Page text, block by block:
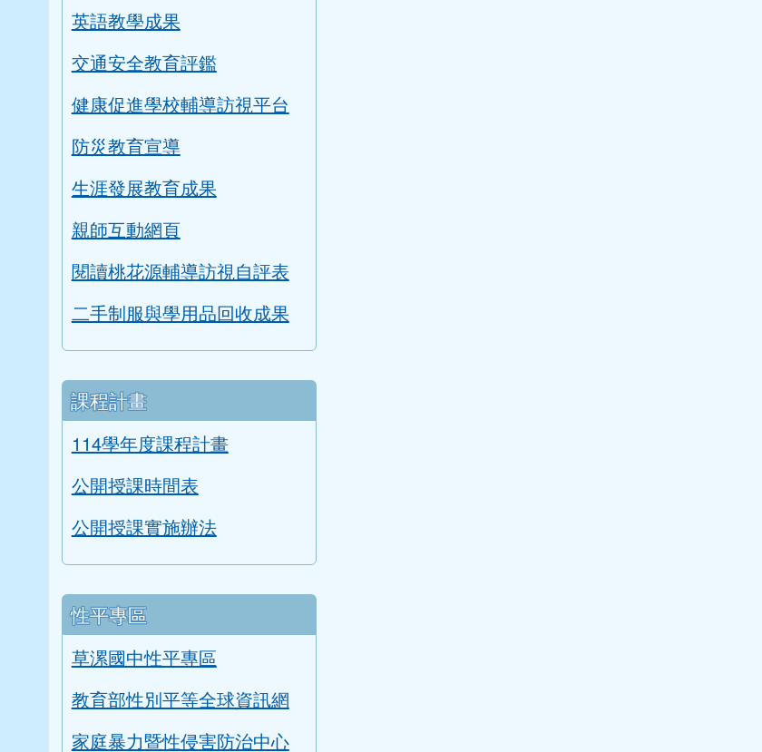
英語教學成果
交通安全教育評鑑
健康促進學校輔導訪視平台
防災教育宣導
生涯發展教育成果
親師互動網頁
閱讀桃花源輔導訪視自評表
二手制服與學用品回收成果
課程計畫
114學年度課程計畫
公開授課時間表
公開授課實施辦法
性平專區
草漯國中性平專區
教育部性別平等全球資訊網
家庭暴力暨性侵害防治中心